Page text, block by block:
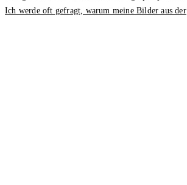
Ich werde oft gefragt, warum meine Bilder aus der